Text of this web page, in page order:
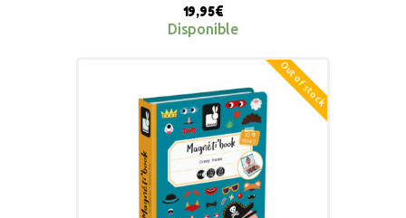
19,95€
Disponible
Out of stock